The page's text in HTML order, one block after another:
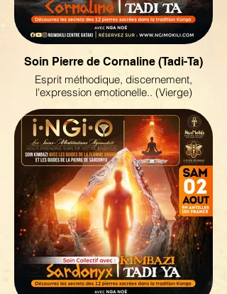
Soin Pierre de Cornaline (Tadi-Ta)
Esprit méthodique, discernement,
l'expression emotionelle.. (Vierge)